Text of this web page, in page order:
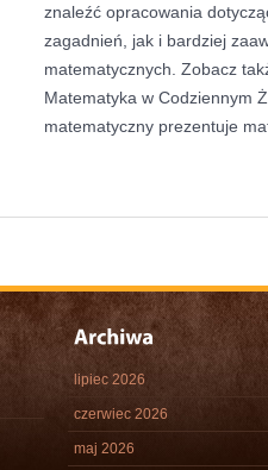
znaleźć opracowania
zagadnień, jak i bardziej
matematycznych. Zobacz
Matematyka w Codziennym
matematyczny prezentuje
lipiec 2026
czerwiec 2026
maj 2026